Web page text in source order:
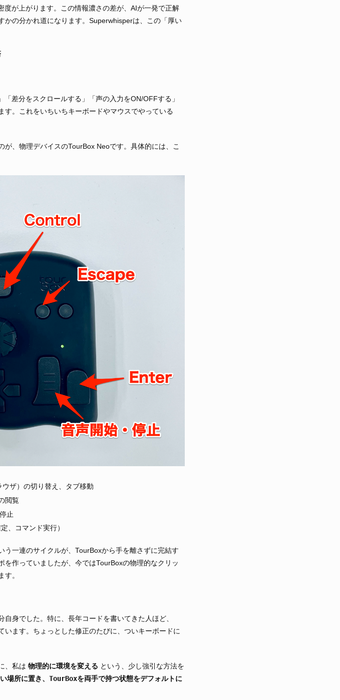
が上がります。この情報濃さの差が、AIが一発で正解
かの分かれ道になります。Superwhisperは、この「厚い
差分をスクロールする」「声の入力をON/OFFする」
す。これをいちいちキーボードやマウスでやっている
、物理デバイスのTourBox Neoです。具体的には、こ
ザ）の切り替え、タブ移動
閲覧
止
、コマンド実行）
一連のサイクルが、TourBoxから手を離さずに完結す
作っていましたが、今ではTourBoxの物理的なクリッ
。
身でした。特に、長年コードを書いてきた人ほど、
います。ちょっとした修正のたびに、ついキーボードに
、私は 物理的に環境を変える という、少し強引な方法を
場所に置き、TourBoxを両手で持つ状態をデフォルトに